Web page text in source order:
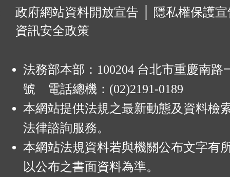
政府網站資料開放宣告
隱私權保護
資訊安全政策
法務部本部：100204 台北市重慶南路
號 電話總機：(02)2191-0189
本網站提供法規之最新動態及資料檢
法律諮詢服務。
本網站法規資料若與機關公布文字有
以公布之書面資料為準。